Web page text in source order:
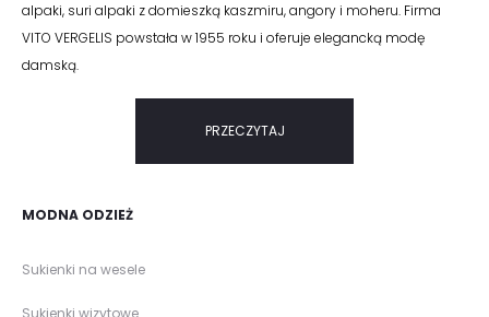
alpaki, suri alpaki z domieszką kaszmiru, angory i moheru. Firma
VITO VERGELIS powstała w 1955 roku i oferuje elegancką modę
damską.
PRZECZYTAJ
MODNA ODZIEŻ
Sukienki na wesele
Sukienki wizytowe